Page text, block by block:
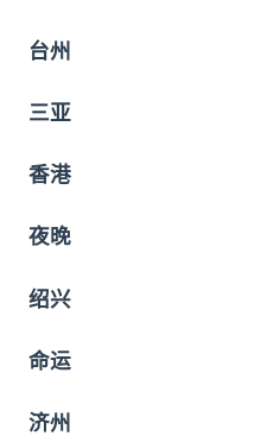
台州
三亚
香港
夜晚
绍兴
命运
济州